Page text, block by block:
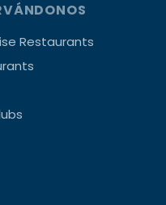
Restaurants